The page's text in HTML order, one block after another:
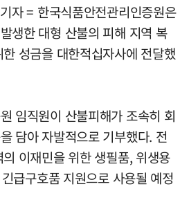
자 = 한국식품안전관리인증원은
생한 대형 산불의 피해 지역 복
성금을 대한적십자사에 전달했
임직원이 산불피해가 조속히 회
담아 자발적으로 기부했다. 전
이재민을 위한 생필품, 위생용
급구호품 지원으로 사용될 예정